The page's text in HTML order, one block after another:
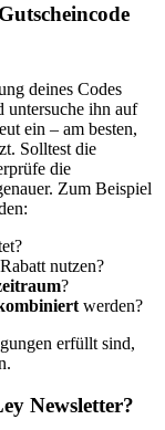
deines Codes
untersuche ihn auf
ein – am besten,
Solltest die
die
Zum Beispiel
nutzen?
?
werden?
erfüllt sind,
Newsletter?